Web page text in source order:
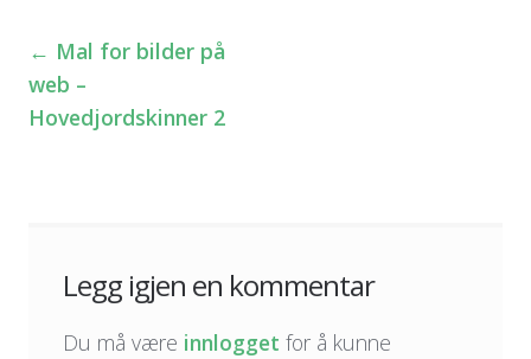
Innleggsnavigasjon
← Mal for bilder på
web –
Hovedjordskinner 2
Legg igjen en kommentar
Du må være innlogget for å kunne